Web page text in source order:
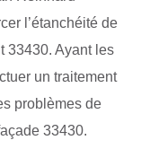
l’étanchéité de
33430. Ayant les
un traitement
problèmes de
33430.